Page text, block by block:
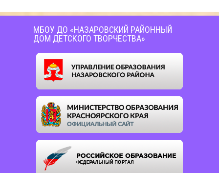
МБОУ ДО «НАЗАРОВСКИЙ РАЙОННЫЙ
ДОМ ДЕТСКОГО ТВОРЧЕСТВА»